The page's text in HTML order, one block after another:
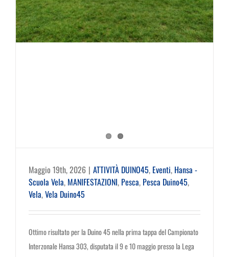
CONTATTI
Maggio 19th, 2026 | ATTIVITÀ DUINO45, Eventi, Hansa -
Scuola Vela, MANIFESTAZIONI, Pesca, Pesca Duino45,
Vela,Vela Duino45
Ottimo risultato per la Duino 45 nella prima tappa del Campionato
Interzonale Hansa 303, disputata il 9 e 10 maggio presso la Lega